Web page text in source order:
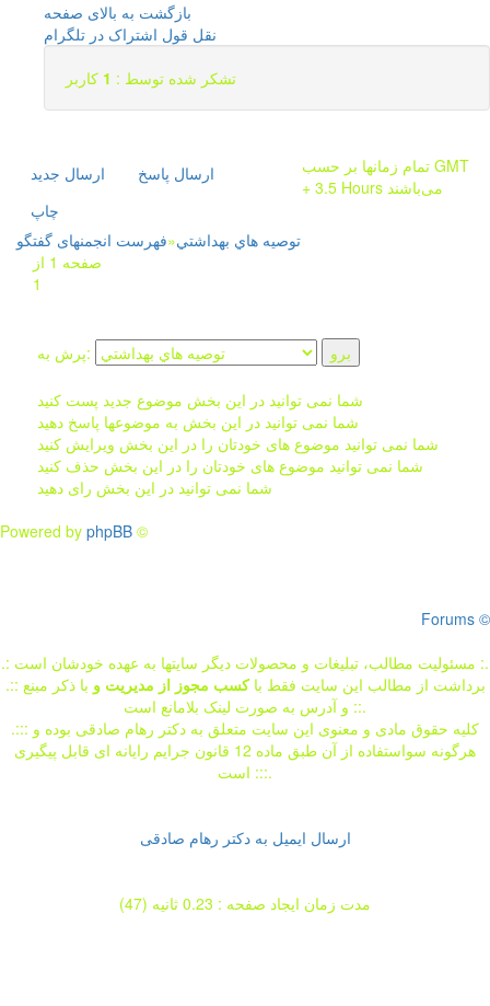
بازگشت به بالای صفحه
نقل قول اشتراک در تلگرام
تشکر شده توسط : 1 کاربر
ارسال جديد
ارسال پاسخ
چاپ
تمام زمانها بر حسب GMT
+ 3.5 Hours می‌باشند
فهرست انجمنهای گفتگو»توصيه هاي بهداشتي
صفحه 1 از
1
پرش به:
شما نمی توانید در این بخش موضوع جدید پست کنید
شما نمی توانید در این بخش به موضوعها پاسخ دهید
شما نمی توانید موضوع های خودتان را در این بخش ویرایش کنید
شما نمی توانید موضوع های خودتان را در این بخش حذف کنید
شما نمی توانید در این بخش رای دهید
Powered by phpBB ©
Forums ©
.: مسئوليت مطالب، تبليغات و محصولات ديگر سايتها به عهده خودشان است :.
.:: برداشت از مطالب اين سايت فقط باکسب مجوز از مدیریت و با ذکر مبنع
و آدرس به صورت لینک بلامانع است ::.
.::: کلیه حقوق مادی و معنوی این سایت متعلق به دکتر رهام صادقی بوده و
هرگونه سواستفاده از آن طبق ماده 12 قانون جرایم رایانه ای قابل پیگیری
است :::.
ارسال ایمیل به دکتر رهام صادقی
مدت زمان ایجاد صفحه : 0.23 ثانیه (47)